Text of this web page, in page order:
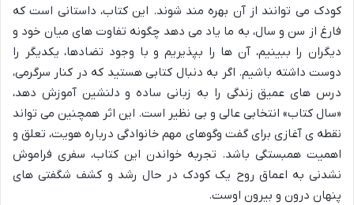
کودک می توانند از آن بهره مند شوند. این کتاب، داستانی است که
فارغ از سن و سال، به ما یاد می دهد چگونه تفاوت های میان خود و
دیگران را ببینیم، آن ها را بپذیریم و با وجود تضادها، یکدیگر را
دوست داشته باشیم. اگر به دنبال کتابی هستید که در کنار سرگرمی،
درس های عمیق زندگی را به زبانی ساده و دلنشین آموزش دهد،
«سال کتاب» انتخابی عالی و بی نظیر است. این اثر همچنین می تواند
نقطه ی آغازی برای گفت وگوهای مهم خانوادگی درباره هویت، تعلق و
اهمیت همبستگی باشد. تجربه خواندن این کتاب، سفری فراموش
نشدنی به اعماق روح یک کودک در حال رشد و کشف شگفتی های
پنهان درون و بیرون اوست.